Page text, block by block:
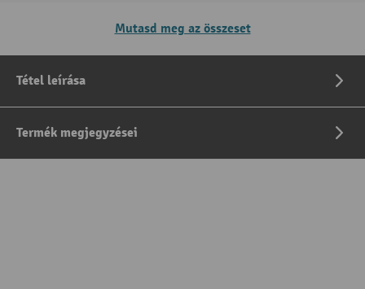
Mutasd meg az összeset
Tétel leírása
Termék megjegyzései